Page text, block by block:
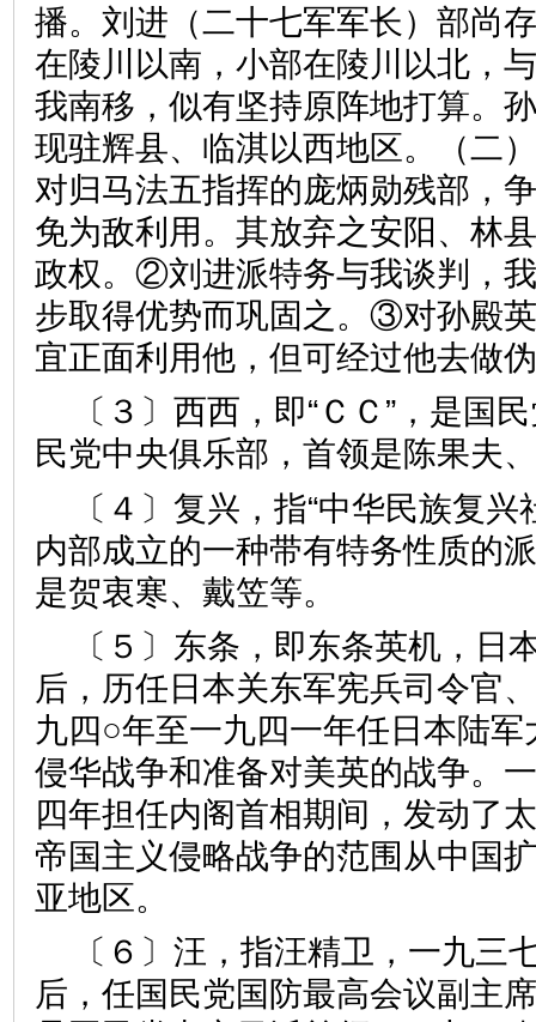
播。刘进（二十七军军长）部尚
在陵川以南，小部在陵川以北，
我南移，似有坚持原阵地打算。
现驻辉县、临淇以西地区。（二
对归马法五指挥的庞炳勋残部，
免为敌利用。其放弃之安阳、林
政权。②刘进派特务与我谈判，
步取得优势而巩固之。③对孙殿
宜正面利用他，但可经过他去做
〔３〕西西，即“ＣＣ”，是国
民党中央俱乐部，首领是陈果夫
〔４〕复兴，指“中华民族复
内部成立的一种带有特务性质的
是贺衷寒、戴笠等。
〔５〕东条，即东条英机，日
后，历任日本关东军宪兵司令官
九四○年至一九四一年任日本陆
侵华战争和准备对美英的战争。
四年担任内阁首相期间，发动了
帝国主义侵略战争的范围从中国
亚地区。
〔６〕汪，指汪精卫，一九三
后，任国民党国防最高会议副主